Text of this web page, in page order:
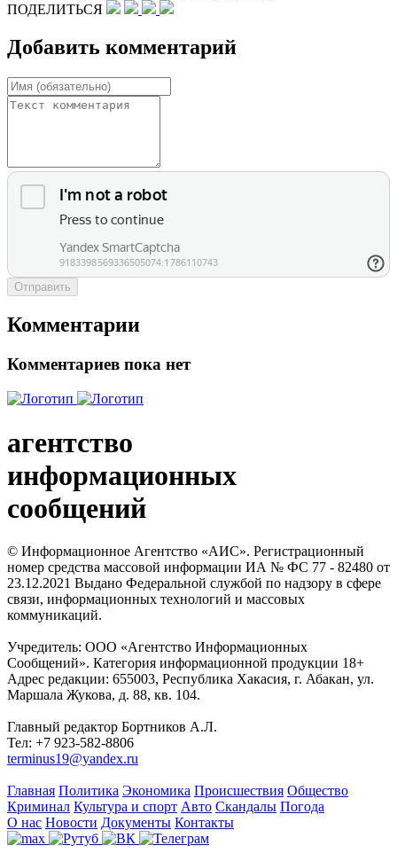
ПОДЕЛИТЬСЯ
Добавить комментарий
Отправить
Комментарии
Комментариев пока нет
агентство
информационных
сообщений
© Информационное Агентство «АИС». Регистрационный
номер средства массовой информации ИА № ФС 77 - 82480 от
23.12.2021 Выдано Федеральной службой по надзору в сфере
связи, информационных технологий и массовых
коммуникаций.
Учредитель: ООО «Агентство Информационных
Сообщений». Категория информационной продукции 18+
Адрес редакции: 655003, Республика Хакасия, г. Абакан, ул.
Маршала Жукова, д. 88, кв. 104.
Главный редактор Бортников А.Л.
Тел: +7 923-582-8806
terminus19@yandex.ru
Главная Политика Экономика Происшествия Общество
Криминал Культура и спорт Авто Скандалы Погода
О нас Новости Документы Контакты